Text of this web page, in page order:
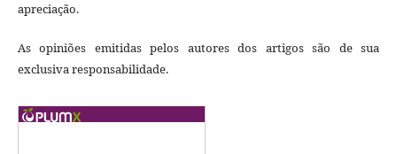
apreciação.
As opiniões emitidas pelos autores dos artigos são de sua
exclusiva responsabilidade.